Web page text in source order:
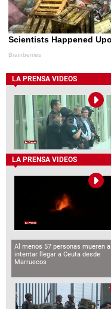
LA PRENSA VIDEOS
LA PRENSA VIDEOS
Al menos 57 personas mueren al
intentar llegar a Ceuta desde
Marruecos